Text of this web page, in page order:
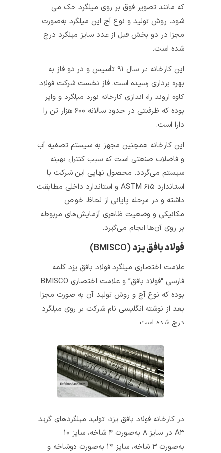
که مانند تصویر فوق بر روی میلگرد حک می
شود. روش تولید و نوع آج این میلگرد به‌صورت
مجزا در دو بخش قبل از عدد سایز میلگرد درج
این کارخانه در سال ۹۱ تأسیس و در دو فاز به
بهره برداری رسیده است. فاز نخست شرکت فولاد
کاوه اروند راه اندازی کارخانه نورد میلگرد و وایر
بوده که ظرفیتی در حدود سالانه ۶۰۰ هزار تن را
این کارخانه همچنین مجهز به سیستم تصفیه آب
و فاضلاب صنعتی است که سبب کنترل بهینه
سیستم می‌گردد. محصول نهایی این شرکت با
استاندارد ASTM ۶۱۵ و استاندارد داخلی مطابقت
داشته و در مرحله پایانی از لحاظ خواص
مکانیکی و وضعیت ظاهری آزمایش‌های مربوطه
بر روی آن‌ها انجام می‌گیرد.
فولاد بافق‌ یزد(BMISCO)
علامت اختصاری میلگرد فولاد بافق یزد کلمه
فارسی “فولاد بافق” و علامت اختصاری BMISCO
بوده که نوع آج و روش تولید آن به‌ صورت مجزا
بعد از نوشته انگلیسی نام شرکت بر روی میلگرد
درج شده است.
در کارخانه فولاد بافق یزد، تولید میلگردهای گرید
A۳ در سایز ۸ به‌صورت ۴ شاخه، سایز ۱۰
به‌صورت ۳ شاخه، سایز ۱۴ به‌صورت دوشاخه و